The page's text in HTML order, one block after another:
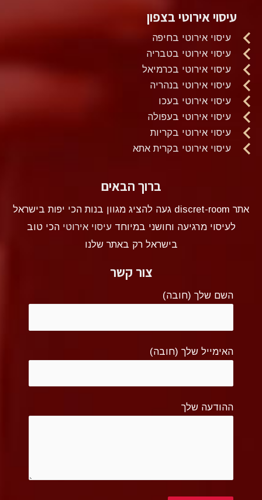
עיסוי אירוטי בצפון
עיסוי אירוטי בחיפה
עיסוי אירוטי בטבריה
עיסוי אירוטי בכרמיאל
עיסוי אירוטי בנהריה
עיסוי אירוטי בעכו
עיסוי אירוטי בעפולה
עיסוי אירוטי בקריות
עיסוי אירוטי בקרית אתא
ברוך הבאים
אתר discret-room געה להציג מגוון בנות הכי יפות בישראל
לעיסוי מרגיעה וחושני במיוחדעיסוי אירוטי הכי טוב
בישראל רק באתר שלנו
צור קשר
השם שלך (חובה)
האימייל שלך (חובה)
ההודעה שלך